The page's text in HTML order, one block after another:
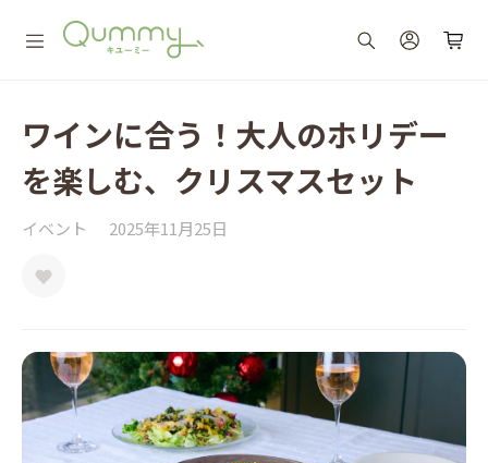
ワインに合う！大人のホリデー
を楽しむ、クリスマスセット
イベント 2025年11月25日